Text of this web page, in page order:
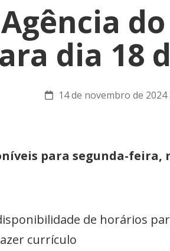
dia 18
14 de novembro de 2024
para segunda-feira,
de horários
currículo